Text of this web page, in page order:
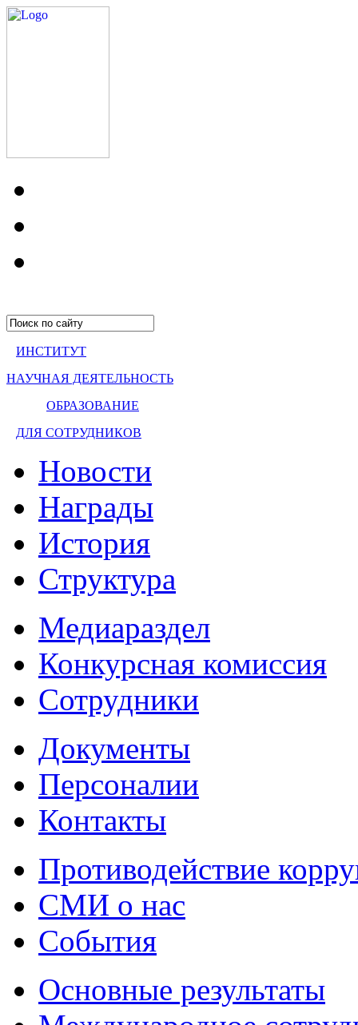
ИНСТИТУТ
НАУЧНАЯ ДЕЯТЕЛЬНОСТЬ
ОБРАЗОВАНИЕ
ДЛЯ СОТРУДНИКОВ
Новости
Награды
История
Структура
Медиараздел
Конкурсная комиссия
Сотрудники
Документы
Персоналии
Контакты
Противодействие
СМИ о нас
События
Основные результаты